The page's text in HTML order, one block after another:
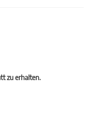
zu erhalten.